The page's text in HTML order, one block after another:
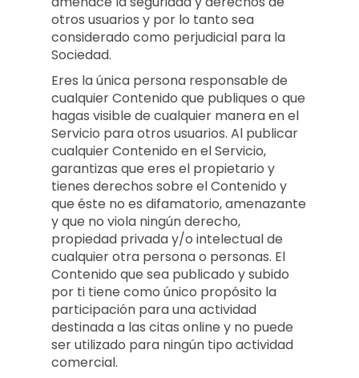
otros usuarios y por lo tanto sea
considerado como perjudicial para la
Sociedad.
Eres la única persona responsable de
cualquier Contenido que publiques o que
hagas visible de cualquier manera en el
Servicio para otros usuarios. Al publicar
cualquier Contenido en el Servicio,
garantizas que eres el propietario y
tienes derechos sobre el Contenido y
que éste no es difamatorio, amenazante
y que no viola ningún derecho,
propiedad privada y/o intelectual de
cualquier otra persona o personas. El
Contenido que sea publicado y subido
por ti tiene como único propósito la
participación para una actividad
destinada a las citas online y no puede
ser utilizado para ningún tipo actividad
comercial.